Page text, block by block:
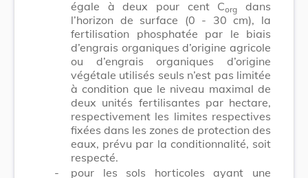
égale à deux pour cent Corg
dans
l’horizon de surface (0 - 30 cm), la
fertilisation phosphatée par le biais
d’engrais organiques d’origine agricole
ou d’engrais organiques d’origine
végétale utilisés seuls n’est pas limitée
à condition que le niveau maximal de
deux unités fertilisantes par hectare,
respectivement les limites respectives
fixées dans les zones de protection des
eaux, prévu par la conditionnalité, soit
respecté.
-
pour les sols horticoles ayant une